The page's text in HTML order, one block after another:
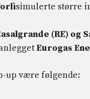
simulerte større
(RE) og
Eurogas
up være følgende: